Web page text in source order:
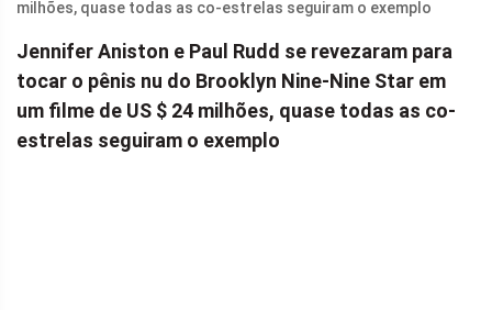
Jennifer Aniston e Paul Rudd se revezaram para
tocar o pênis nu do Brooklyn Nine-Nine Star em
um filme de US $ 24 milhões, quase todas as co-
estrelas seguiram o exemplo